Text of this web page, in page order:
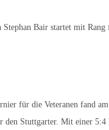
Stephan Bair startet mit
für die Veteranen fand
den Stuttgarter. Mit einer